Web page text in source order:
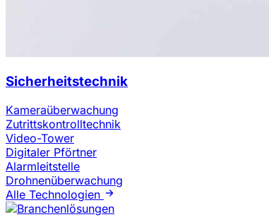
Sicherheitstechnik
Kameraüberwachung
Zutrittskontrolltechnik
Video-Tower
Digitaler Pförtner
Alarmleitstelle
Drohnenüberwachung
Alle Technologien